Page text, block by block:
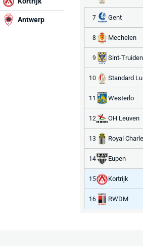
Antwerp 7 Gent
8 Mechelen
9 Sint-Truiden
10 Standard
11 Westerlo
12 OH Leuven
13 Royal
14 Eupen
15 Kortrijk
16 RWDM